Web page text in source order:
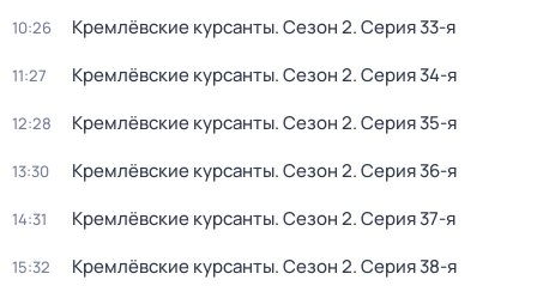
10:26 Кремлёвские курсанты. Сезон 2. Серия 33-я
11:27 Кремлёвские курсанты. Сезон 2. Серия 34-я
12:28 Кремлёвские курсанты. Сезон 2. Серия 35-я
13:30 Кремлёвские курсанты. Сезон 2. Серия 36-я
14:31 Кремлёвские курсанты. Сезон 2. Серия 37-я
15:32 Кремлёвские курсанты. Сезон 2. Серия 38-я